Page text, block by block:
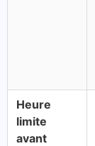
Heure
limite
avant